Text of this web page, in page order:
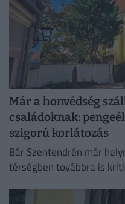
Már a honvédség
családoknak:
szigorú korlátozás
Bár Szentendrén már
térségben továbbra is